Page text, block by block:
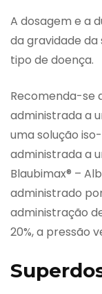
A dosagem e a
da gravidade
tipo de doença.
Recomenda-se
administrada a
uma solução
administrada a
Blaubimax® –
administrado
administração
20%, a pressão